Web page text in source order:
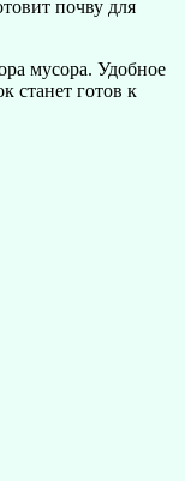
почву для
мусора. Удобное
станет готов к